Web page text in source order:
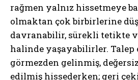
rağmen yalnız hissetmeye
olmaktan çok birbirlerine
davranabilir, sürekli tetikte
halinde yaşayabilirler. Talep
görmezden gelinmiş,
edilmiş hissederken; geri